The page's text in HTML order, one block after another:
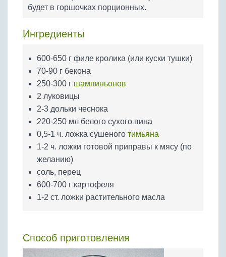
Бобовые
Крупы
будет в горшочках порционных.
Ингредиенты
600-650 г филе кролика (или куски тушки)
70-90 г бекона
250-300 г шампиньонов
2 луковицы
2-3 дольки чеснока
220-250 мл белого сухого вина
0,5-1 ч. ложка сушеного тимьяна
1-2 ч. ложки готовой приправы к мясу (по
желанию)
соль, перец
600-700 г картофеля
1-2 ст. ложки растительного масла
Способ приготовления